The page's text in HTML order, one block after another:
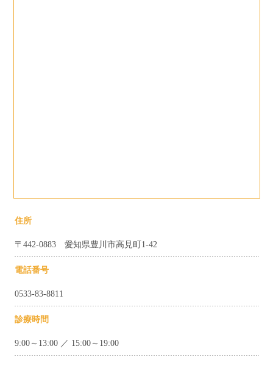
住所
〒442-0883 愛知県豊川市高見町1-42
電話番号
0533-83-8811
診療時間
9:00～13:00 ／ 15:00～19:00